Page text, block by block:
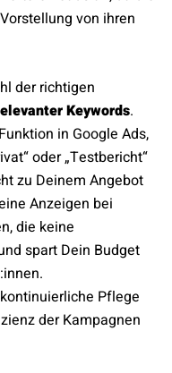
von ihren
der richtigen
Keywords.
in Google Ads,
oder „Testbericht“
zu Deinem Angebot
Anzeigen bei
die keine
spart Dein Budget
Pflege
der Kampagnen